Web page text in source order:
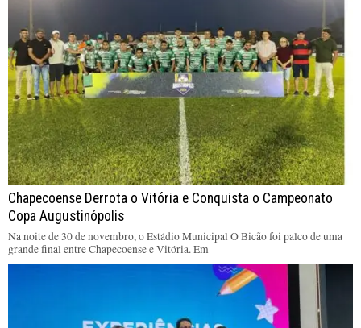
Chapecoense Derrota o Vitória e Conquista o Campeonato
Copa Augustinópolis
Na noite de 30 de novembro, o Estádio Municipal O Bicão foi palco de uma
grande final entre Chapecoense e Vitória. Em